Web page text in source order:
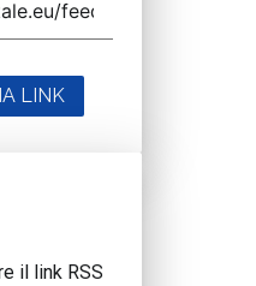
LINK
il link RSS